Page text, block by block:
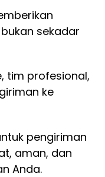
sekadar
tim profesional,
ke
pengiriman
aman, dan
Anda.